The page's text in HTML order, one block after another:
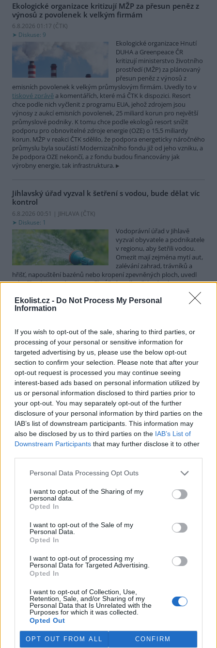
Ekolist.cz - Do Not Process My Personal
Information
If you wish to opt-out of the sale, sharing to third parties, or
processing of your personal or sensitive information for
targeted advertising by us, please use the below opt-out
section to confirm your selection. Please note that after your
opt-out request is processed you may continue seeing
interest-based ads based on personal information utilized by
us or personal information disclosed to third parties prior to
your opt-out. You may separately opt-out of the further
disclosure of your personal information by third parties on the
IAB’s list of downstream participants. This information may
also be disclosed by us to third parties on the IAB’s List of
Downstream Participants that may further disclose it to other
Personal Data Processing Opt Outs
I want to opt-out of the Sharing of my
personal data.
Opted In
I want to opt-out of the Sale of my
Personal Data.
Opted In
I want to opt-out of processing my
Personal Data for Targeted Advertising.
Opted In
I want to opt-out of Collection, Use,
Retention, Sale, and/or Sharing of my
Personal Data that Is Unrelated with the
Purposes for which it was collected.
Opted Out
OPT OUT FROM ALL CONFIRM
Ekologické organizace kritizují MŽP za přesun peněz z
výnosů z povolenek k velkým firmám
6.8.2026 01:17 (ČTK)
Diskuse: 9
Ekologické organizace Hnutí
DUHA a Greenpeace ČR
kritizují ministerstvo životního
prostředí (MŽP) za plánovaný
přesun peněz z výnosů z
emisních povolenek k velkým průmyslovým firmám. Uvedly to v
tiskové zprávě a komentářích, které má ČTK k dispozici. Resort
chce podle nich vyčlenit z programu EUA, jehož zdrojem jsou
výnosy z aukcí emisních povolenek, 25 miliard korun pro největší
průmyslové podniky. K tomu chce podle ekologů resort snížit
podporu pro obnovitelné zdroje energie (OZE) o 15,5 miliardy
korun. MŽP v reakci ČTK sdělilo, že podpora energeticky náročného
průmyslu byla součástí Modernizačního fondu již od jeho vzniku, a
že podpora OZE nekončí, a z fondu budou financovány jak
výrobny energie, tak infrastruktura.
Jihlavský úřad vyzval k šetření s vodou, bude dělat víc
kontrol
6.8.2026 00:51 | JIHLAVA (ČTK)
Diskuse: 1
Vodoprávní úřad v Jihlavě
vyzval obyvatele a podnikatele
v regionu, aby šetřili vodou.
Omezit mají zejména mytí aut,
zalévání zahrad, trávníků a
hřišť, napouštění bazénů nebo kropení zpevněných ploch, uvedl
mluvčí radnice Radovan Daněk. Úřad podle něj bude víc
kontrolovat povolené odběry. Výzva k šetření vodou platí pro
všechny obce spadající pod Jihlavu jako obec s rozšířenou
působností.
Celníci odhalili gang překupníků papoušků, zajistili
stovku ptáků
5.8.2026 20:13 (ČTK)
Celníci odhalili gang
překupníků chráněných druhů
papoušků působící v několika
krajích a zajistili asi stovku
ptáků. S odchytem a
zajištěním zvířat celníkům pomohly zoo v Praze, Zlíně a Ostravě. V
ostravské zahradě také papoušci nalezli dočasné útočiště. V
tiskové zprávě nawebucelníků to oznámila mluvčí Celní správy ČR
Martina Kaňková. Případem se zabývá policie.
pronásledovali velrybáře
Islandské úřady nařídily
vyhoštění 21 aktivistů
pobřežní stráž s policií zabavily
jejich loď, která pronásledovala velrybářské plavidlo. Pasažéři lodi
patřící nadaci kanadsko-amerického ekologického aktivisty Paula
palubě nebyl. Píše o tom agentura AFP s odvoláním na islandskou
policii.
Záchranná stanice v Praze přijímá kvůli vedrům více
volně žijících zvířat
5.8.2026 17:40 | PRAHA (
teplotám pracovníci pražské